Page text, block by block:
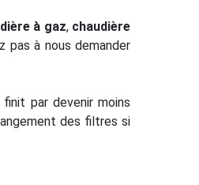
à gaz, chaudière
pas à nous demander
par devenir moins
des filtres si